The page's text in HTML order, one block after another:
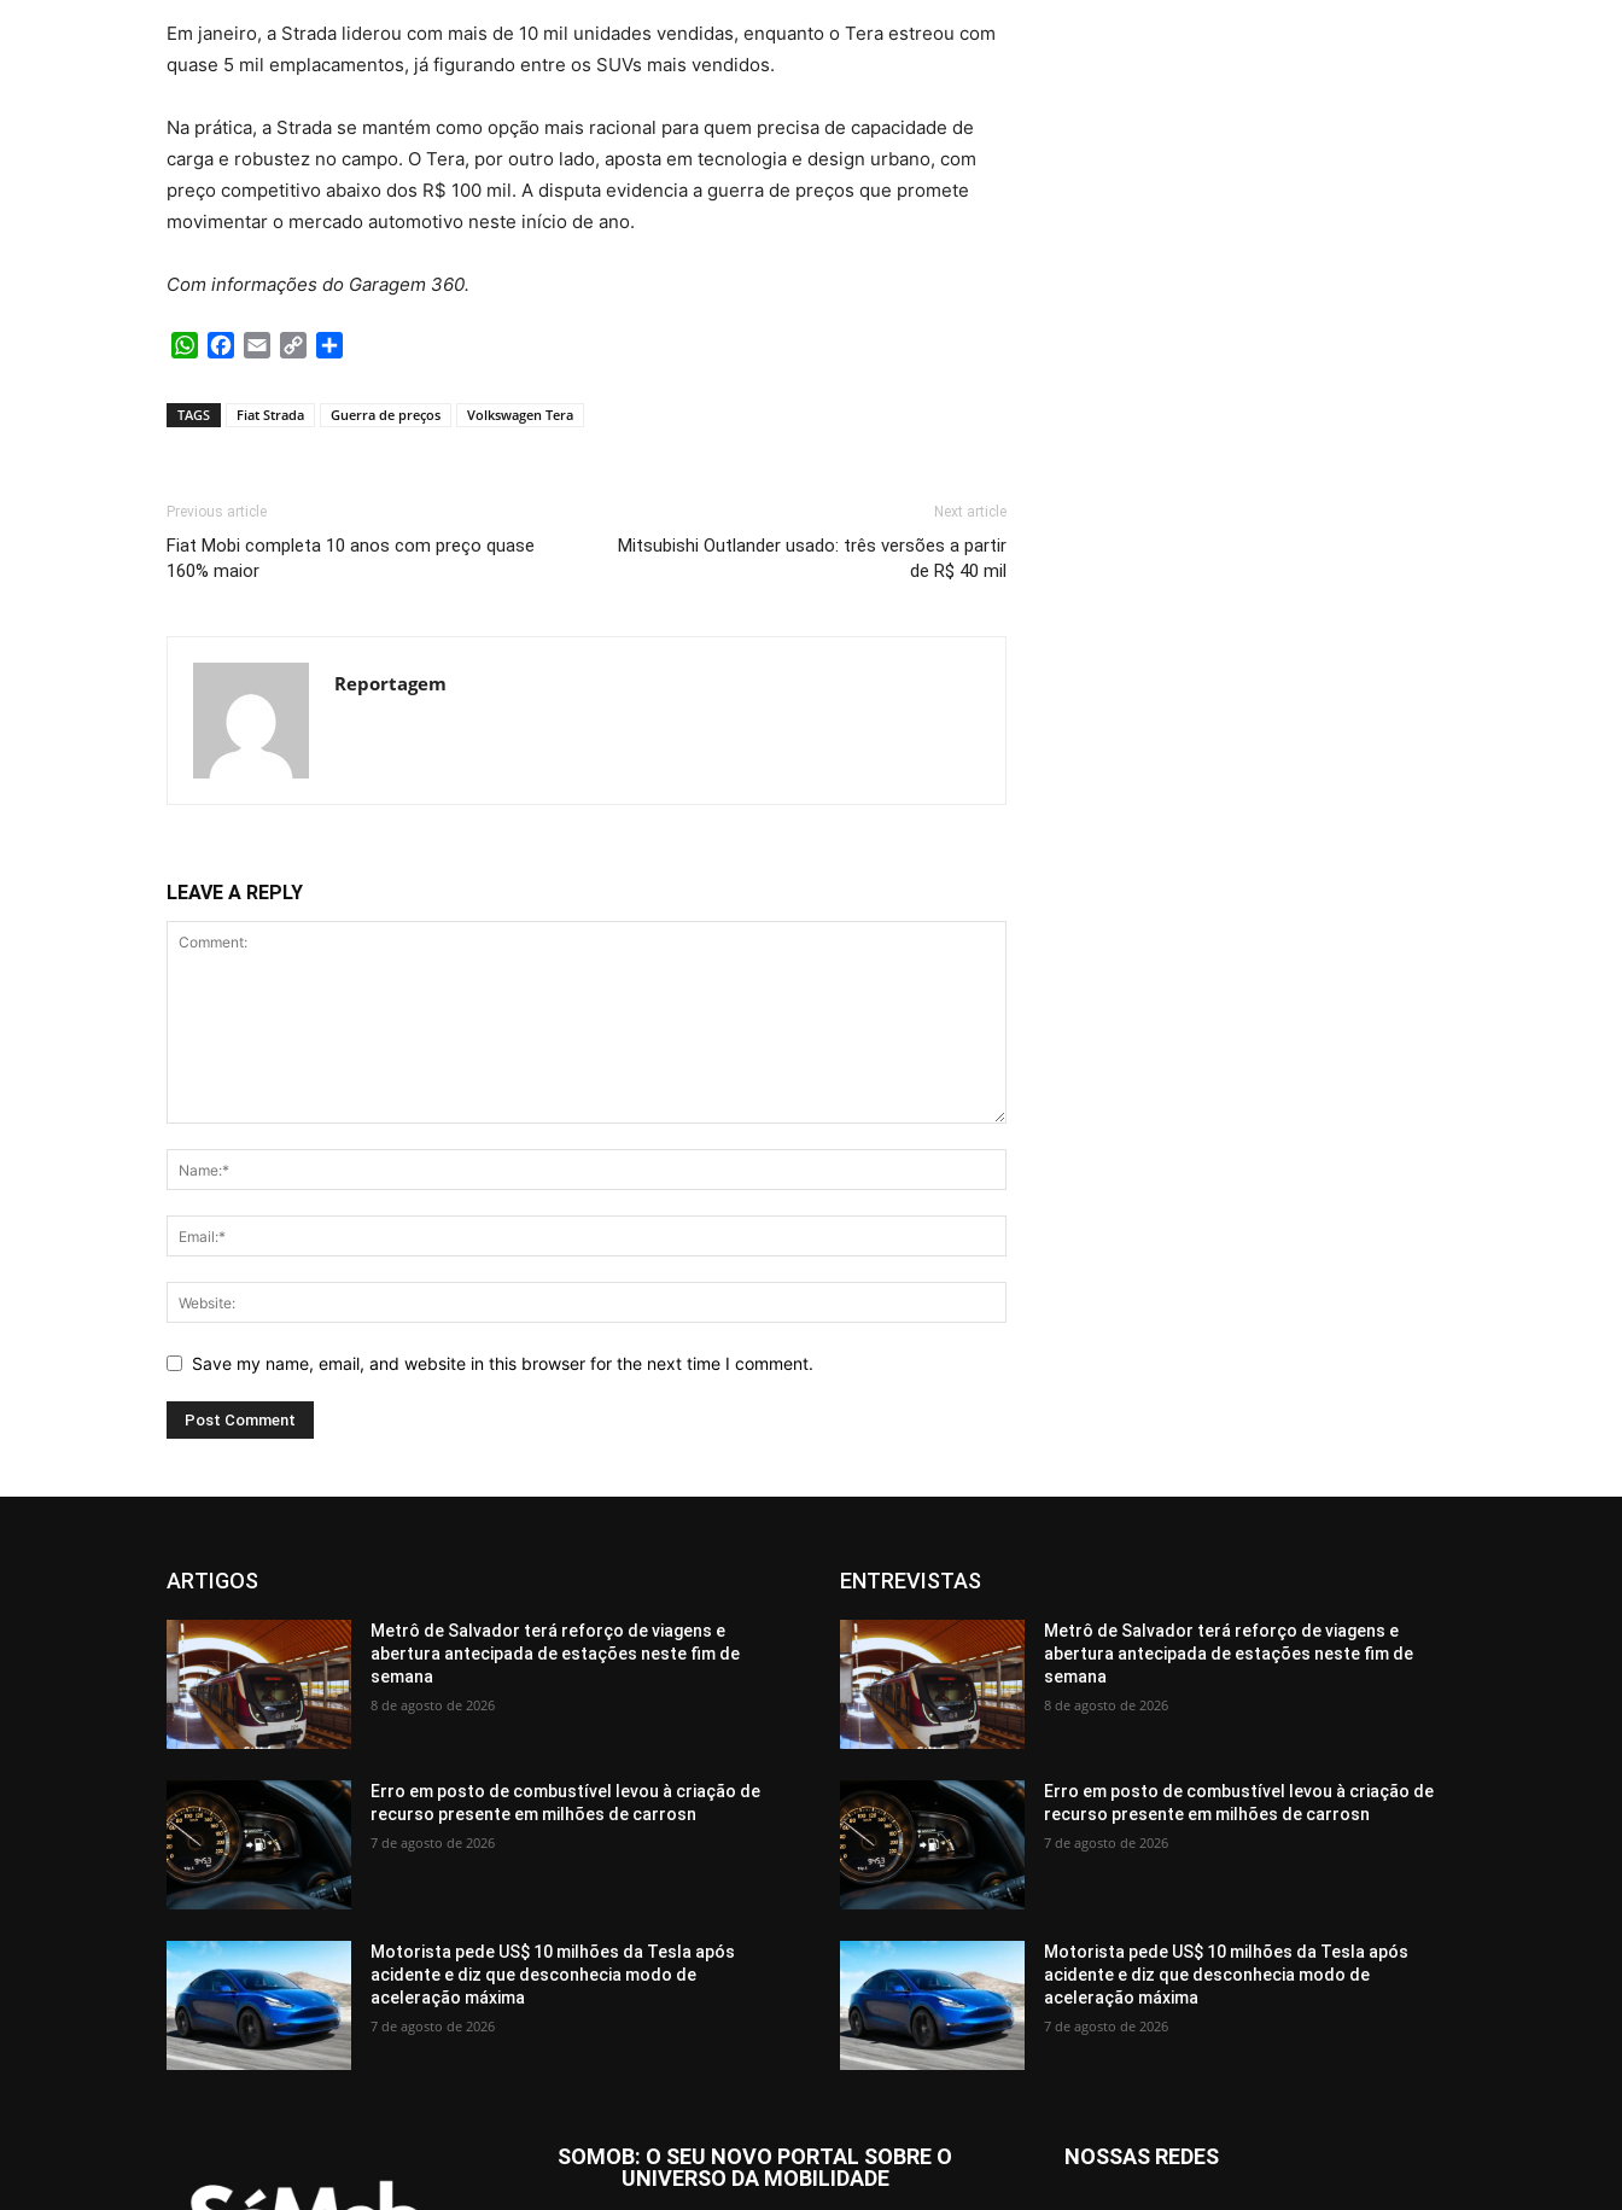
Em janeiro, a Strada liderou com mais de 10 mil unidades vendidas, enquanto o Tera estreou com
quase 5 mil emplacamentos, já figurando entre os SUVs mais vendidos.
Na prática, a Strada se mantém como opção mais racional para quem precisa de capacidade de
carga e robustez no campo. O Tera, por outro lado, aposta em tecnologia e design urbano, com
preço competitivo abaixo dos R$ 100 mil. A disputa evidencia a guerra de preços que promete
movimentar o mercado automotivo neste início de ano.
Com informações do Garagem 360.
WhatsApp
Facebook
Email Copy
TAGS Fiat Strada Guerra de preços Volkswagen Tera
Previous article
Fiat Mobi completa 10 anos com preço quase
160% maior
Next article
Mitsubishi Outlander usado: três versões a partir
de R$ 40 mil
Reportagem
LEAVE A REPLY
Save my name, email, and website in this browser for the next time I comment.
ARTIGOS
Metrô de Salvador terá reforço de viagens e
abertura antecipada de estações neste fim de
semana
8 de agosto de 2026
Erro em posto de combustível levou à criação de
recurso presente em milhões de carrosn
7 de agosto de 2026
Motorista pede US$ 10 milhões da Tesla após
acidente e diz que desconhecia modo de
aceleração máxima
7 de agosto de 2026
ENTREVISTAS
Metrô de Salvador terá reforço de viagens e
abertura antecipada de estações neste fim de
semana
8 de agosto de 2026
Erro em posto de combustível levou à criação de
recurso presente em milhões de carrosn
7 de agosto de 2026
Motorista pede US$ 10 milhões da Tesla após
acidente e diz que desconhecia modo de
aceleração máxima
7 de agosto de 2026
SOMOB: O SEU NOVO PORTAL SOBRE O
UNIVERSO DA MOBILIDADE
NOSSAS REDES